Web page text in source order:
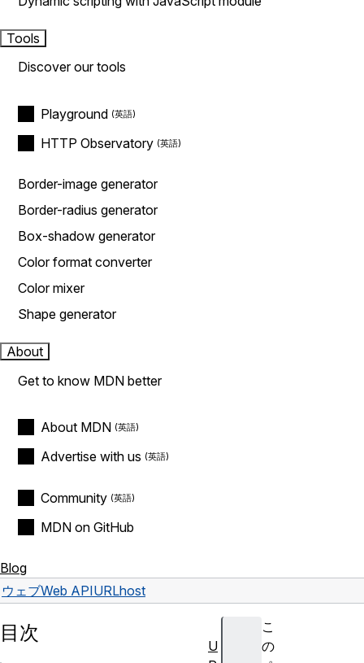
Tools
Discover our tools
Playground
HTTP Observatory
Border-image generator
Border-radius generator
Box-shadow generator
Color format converter
Color mixer
Shape generator
About
Get to know MDN better
About MDN
Advertise with us
Community
MDN on GitHub
Blog
ウェブWeb APIURLhost
こ
の
目次
U